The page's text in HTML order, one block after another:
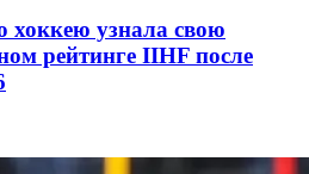
узнала свою
рейтинге IIHF после